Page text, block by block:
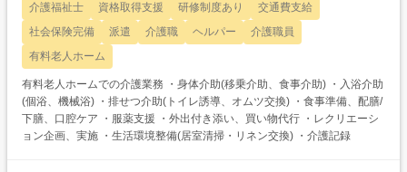
介護福祉士 資格取得支援 研修制度あり
交通費支給
社会保険完備
派遣 介護職 ヘルパー
介護職員
有料老人ホーム
有料老人ホームでの介護業務 ・身体介助(移乗介助、食事介助) ・入浴介助
(個浴、機械浴) ・排せつ介助(トイレ誘導、オムツ交換) ・食事準備、配膳/
下膳、口腔ケア ・服薬支援 ・外出付き添い、買い物代行 ・レクリエーシ
ョン企画、実施 ・生活環境整備(居室清掃・リネン交換) ・介護記録